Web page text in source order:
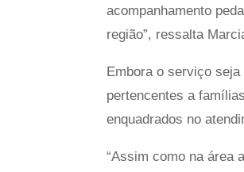
acompanhamento
região”, ressalta
Embora o serviço
pertencentes a
enquadrados no
“Assim como na área